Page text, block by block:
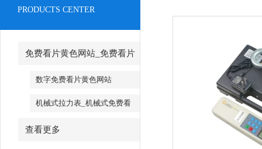
PRODUCTS CENTER
免费看片黄色网站_免费看片
黄色网站厂家
数字免费看片黄色网站
机械式拉力表_机械式免费看
查看更多